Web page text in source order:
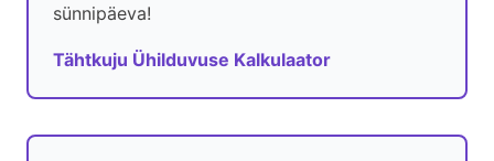
sünnipäeva!
Tähtkuju Ühilduvuse Kalkulaator